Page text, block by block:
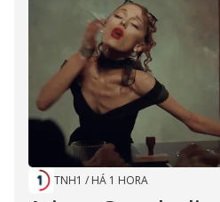
TNH1 / HÁ 1 HORA